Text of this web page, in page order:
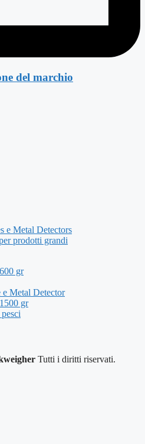
del marchio
e Metal Detectors
prodotti grandi
gr
e Metal Detector
gr
Tutti i diritti riservati.